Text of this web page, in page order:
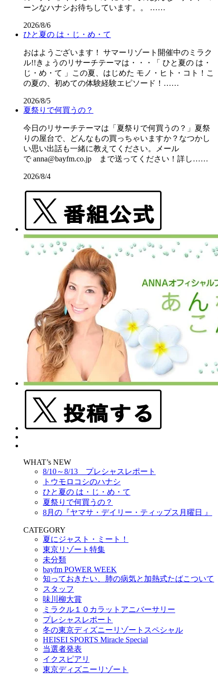
ーンなハナシお待ちしています。。 ……
2026/8/6
ひと夏の は・じ・め・て
おはようございます！ サマーリゾート開催中のミラク
ル!!きょうのリサーチテーマは・・・「 ひと夏の は・
じ・め・て 」この夏、はじめた モノ・ヒト・コト！こ
の夏の、初めての体験経験エピソード！……
2026/8/5
夏祭りで何買うの？
今日のリサーチテーマは「夏祭りで何買うの？」夏祭
りの屋台で、どんなもの買っちゃいますか？なつかし
い思い出話も一緒に教えてください。メール
で anna@bayfm.co.jp まで送ってください！詳し……
2026/8/4
WHAT’s NEW
8/10～8/13 プレシャスレポート
トウモロコシのハナシ
ひと夏の は・じ・め・て
夏祭りで何買うの？
8月の『ヤマサ・デイリー・ティップス月曜日 』
CATEGORY
夏にジャスト・ミート！
東京リゾート特集
未分類
bayfm POWER WEEK
知っておきたい、肺の病気と加熱式たばこついて
スタッフ
味川柳大賞
ミラクル１０カラットアニバーサリー
プレシャスレポート
冬の東京ディズニーリゾートスペシャル
HEISEI SPORTS Miracle Special
当選者発表
イクスピアリ
東京ディズニーリゾート